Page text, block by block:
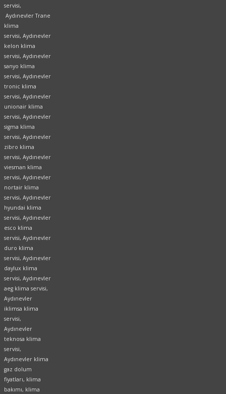
servisi,
Aydınevler Trane
klima
servisi, Aydınevler
kelon klima
servisi, Aydınevler
sanyo klima
servisi, Aydınevler
tronic klima
servisi, Aydınevler
unionair klima
servisi, Aydınevler
sigma klima
servisi, Aydınevler
zibro klima
servisi, Aydınevler
viesman klima
servisi, Aydınevler
nortair klima
servisi, Aydınevler
hyundai klima
servisi, Aydınevler
esco klima
servisi, Aydınevler
duro klima
servisi, Aydınevler
daylux klima
servisi, Aydınevler
aeg klima servisi,
Aydınevler
iklimsa klima
servisi,
Aydınevler
teknosa klima
servisi,
Aydınevler klima
gaz dolum
fiyatları, klima
bakımı, klima